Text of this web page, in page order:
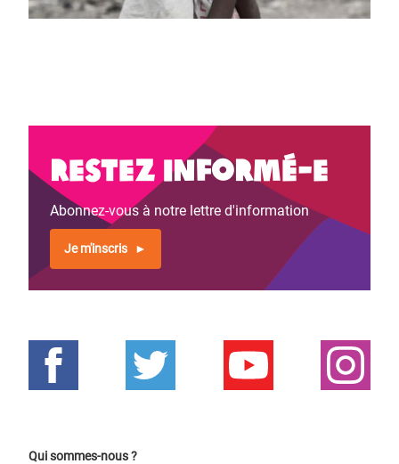
Restez informé-e
Abonnez-vous à notre lettre d'information
Je m'inscris
Qui sommes-nous ?